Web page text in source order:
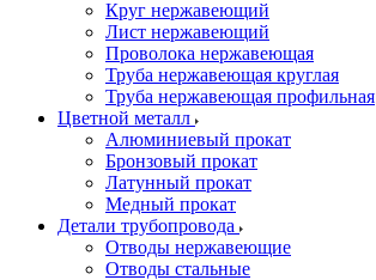
Круг нержавеющий
Лист нержавеющий
Проволока нержавеющая
Труба нержавеющая круглая
Труба нержавеющая профильная
Цветной металл
Алюминиевый прокат
Бронзовый прокат
Латунный прокат
Медный прокат
Детали трубопровода
Отводы нержавеющие
Отводы стальные